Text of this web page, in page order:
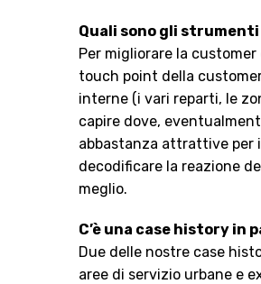
Quali sono gli
Per migliorare la
touch point della
interne (i vari reparti, le
capire dove,
abbastanza attrattive per
decodificare la reazione
meglio.
C’è una case history
Due delle nostre case
aree di servizio urbane e